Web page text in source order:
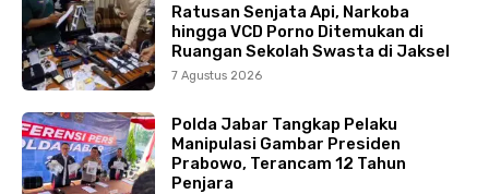
Ratusan Senjata Api, Narkoba
hingga VCD Porno Ditemukan di
Ruangan Sekolah Swasta di Jaksel
7 Agustus 2026
Polda Jabar Tangkap Pelaku
Manipulasi Gambar Presiden
Prabowo, Terancam 12 Tahun
Penjara